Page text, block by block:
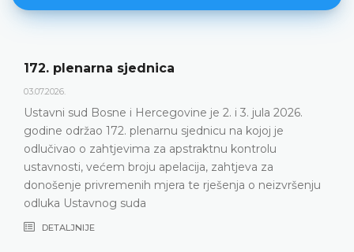
172. plenarna sjednica
03.07.2026.
Ustavni sud Bosne i Hercegovine je 2. i 3. jula 2026.
godine održao 172. plenarnu sjednicu na kojoj je
odlučivao o zahtjevima za apstraktnu kontrolu
ustavnosti, većem broju apelacija, zahtjeva za
donošenje privremenih mjera te rješenja o neizvršenju
odluka Ustavnog suda
DETALJNIJE